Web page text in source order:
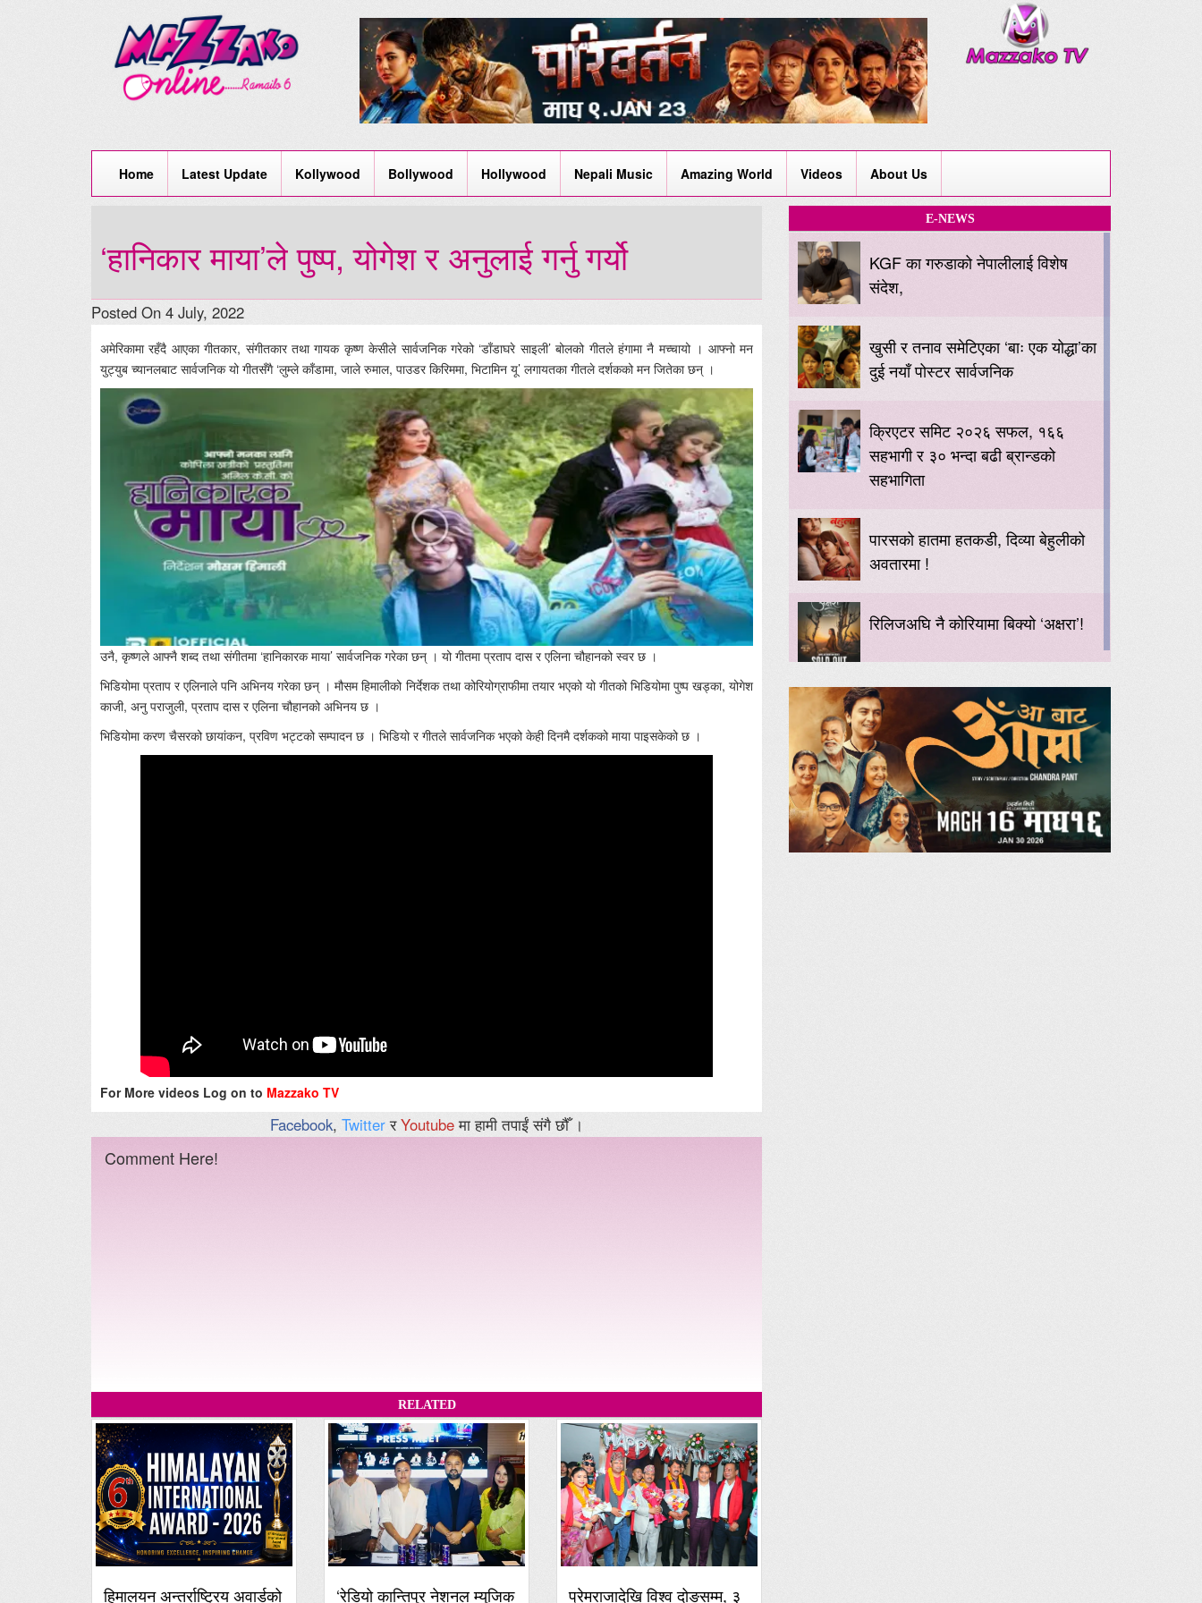
Home Latest Update Kollywood Bollywood Hollywood Nepali Music Amazing World Videos About Us
‘हानिकार माया’ले पुष्प, योगेश र अनुलाई गर्नु गर्यो
Posted On 4 July, 2022
अमेरिकामा रहँदै आएका गीतकार, संगीतकार तथा गायक कृष्ण केसीले सार्वजनिक गरेको ‘डाँडाघरे साइली’ बोलको गीतले हंगामा नै मच्चायो । आफ्नो मन
युट्युब च्यानलबाट सार्वजनिक यो गीतसँगै ‘लुम्ले काँडामा, जाले रुमाल, पाउडर किरिममा, भिटामिन यू’ लगायतका गीतले दर्शकको मन जितेका छन् ।
उनै, कृष्णले आफ्नै शब्द तथा संगीतमा ‘हानिकारक माया’ सार्वजनिक गरेका छन् । यो गीतमा प्रताप दास र एलिना चौहानको स्वर छ ।
भिडियोमा प्रताप र एलिनाले पनि अभिनय गरेका छन् । मौसम हिमालीको निर्देशक तथा कोरियोग्राफीमा तयार भएको यो गीतको भिडियोमा पुष्प खड्का, योगेश
काजी, अनु पराजुली, प्रताप दास र एलिना चौहानको अभिनय छ ।
भिडियोमा करण चैसरको छायांकन, प्रविण भट्टको सम्पादन छ । भिडियो र गीतले सार्वजनिक भएको केही दिनमै दर्शकको माया पाइसकेको छ ।
For More videos Log on to Mazzako TV
Facebook, TwitterरYoutubeमा हामी तपाईं संगै छौँ ।
Comment Here!
RELATED
हिमालयन अन्तर्राष्ट्रिय अवार्डको ‘रेडियो कान्तिपुर नेशनल म्युजिक प्रेमराजादेखि विश्व दोङसम्म, ३
E-NEWS
KGF का गरुडाको नेपालीलाई विशेष
संदेश,
खुसी र तनाव समेटिएका ‘बाः एक योद्धा’का
दुई नयाँ पोस्टर सार्वजनिक
क्रिएटर समिट २०२६ सफल, १६६
सहभागी र ३० भन्दा बढी ब्रान्डको
सहभागिता
पारसको हातमा हतकडी, दिव्या बेहुलीको
अवतारमा !
रिलिजअघि नै कोरियामा बिक्यो ‘अक्षरा’!